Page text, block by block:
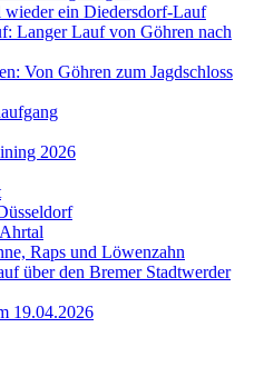
wieder ein Diedersdorf-Lauf
Langer Lauf von Göhren nach
Von Göhren zum Jagdschloss
2026
Raps und Löwenzahn
über den Bremer Stadtwerder
19.04.2026